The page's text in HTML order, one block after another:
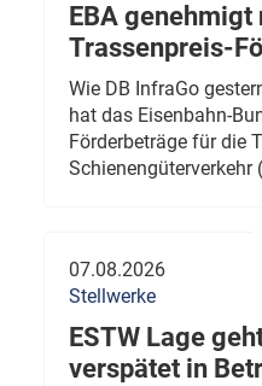
EBA genehmigt
Trassenpreis-
Wie DB InfraGo
hat das Eisenbahn-
Förderbeträge für die
Schienengüterverkehr
07.08.2026
Stellwerke
ESTW Lage
verspätet in